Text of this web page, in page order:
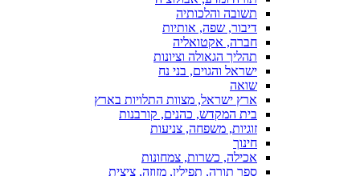
תשובה והלכותיה
דיבור, שפה, אותיות
חברה, אקטואליה
תהליך הגאולה וציונות
ישראל והגוים, בני נח
שואה
ארץ ישראל, מצוות התלויות בארץ
בית המקדש, כהנים, קורבנות
זוגיות, משפחה, צניעות
חינוך
אכילה, כשרות, צמחונות
ספר תורה, תפילין, מזוזה, ציצית